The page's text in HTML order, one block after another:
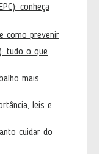
conheça
como prevenir
tudo o que
mais
leis e
cuidar do